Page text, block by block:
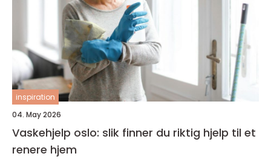
inspiration
04. May 2026
Vaskehjelp oslo: slik finner du riktig hjelp til et
renere hjem